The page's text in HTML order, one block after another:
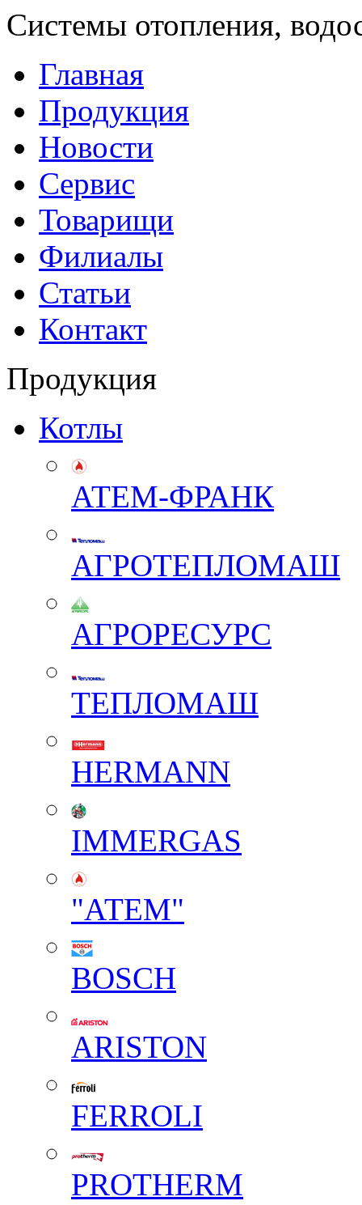
Системы отопления,
Главная
Продукция
Новости
Сервис
Товарищи
Филиалы
Статьи
Контакт
Продукция
Котлы
АТЕМ-ФРАНК
АГРОТЕПЛОМАШ
АГРОРЕСУРС
ТЕПЛОМАШ
HERMANN
IMMERGAS
"АТЕМ"
BOSCH
ARISTON
FERROLI
PROTHERM